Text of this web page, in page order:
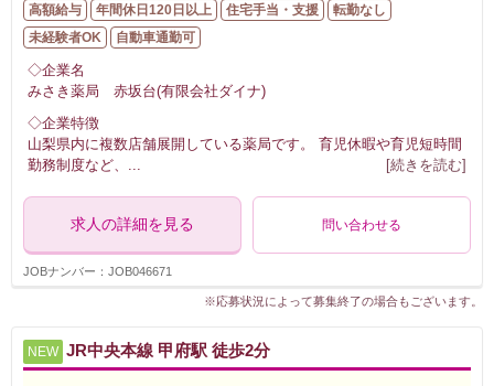
高額給与 年間休日120日以上 住宅手当・支援
転勤なし
未経験者OK
自動車通勤可
◇企業名
みさき薬局 赤坂台(有限会社ダイナ)
◇企業特徴
山梨県内に複数店舗展開している薬局です。 育児休暇や育児短時間
勤務制度など、
[続きを読む]
求人の詳細を見る 問い合わせる
JOBナンバー：JOB046671
※応募状況によって募集終了の場合もございます。
NEW JR中央本線 甲府駅 徒歩2分